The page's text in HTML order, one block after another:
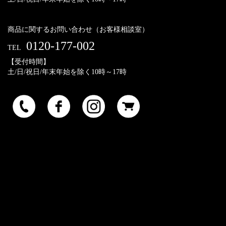
商品に関するお問い合わせ（お客様相談室）
TEL 0120-177-002
【受付時間】
土/日/祝日/年末年始を除く10時～17時